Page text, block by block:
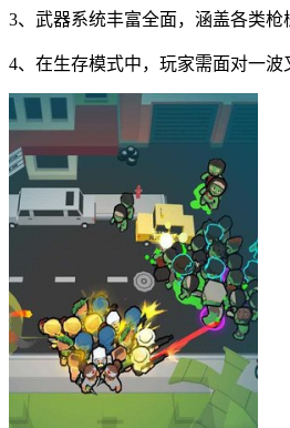
3、武器系统丰富全面，涵盖各类
4、在生存模式中，玩家需面对一